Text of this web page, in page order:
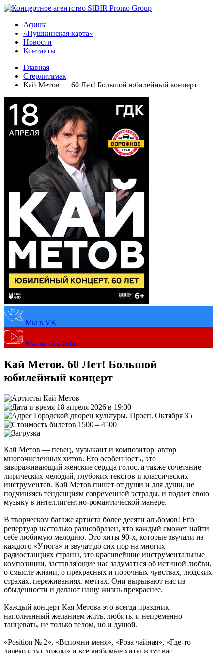
Афиша
«Пушкинская карта»
Новости
Контакты
Главная
Стерлитамак
Кай Метов — 60 Лет! Большой юбилейный концерт
Мы в VK
Мы на YouTube
Кай Метов. 60 Лет! Большой
юбилейный концерт
Кай Метов
18 апреля 2026 в 19:00
Городской дворец культуры, Просп. Октября 35
1500 – 4500
Кай Метов — певец, музыкант и композитор, автор
многочисленных хитов. Его особенность, это
завораживающий женские сердца голос, а также сочетание
лирических мелодий, глубоких текстов и классических
инструментов. Кай Метов пишет от души и для души, не
подчиняясь тенденциям современной эстрады, и подает свою
музыку в интеллигентно-романтической манере.
В творческом багаже артиста более десяти альбомов! Его
репертуар настолько разнообразен, что каждый сможет найти
себе любимую мелодию. Это хиты 90-х, которые звучали из
каждого «Утюга» и звучат до сих пор на многих
радиостанциях страны, это красивейшие инструментальные
композиции, заставляющие нас задуматься об истиной любви,
о смысле жизни, о прекрасных и порочных чувствах, людских
страхах, переживаниях, мечтах. Они вырывают нас из
обыденности и делают нашу жизнь прекраснее.
Каждый концерт Кая Метова это всегда праздник,
наполненный желанием жить, любить, и непременно
танцевать, не только телом, но и душой.
«Position № 2», «Вспомни меня», «Роза чайная», «Где-то
далеко идут дожди» и все любимые хиты ждут вас